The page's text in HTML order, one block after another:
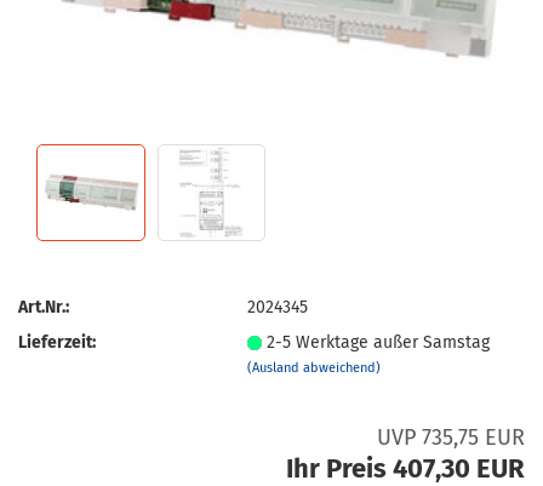
Art.Nr.:
2024345
Lieferzeit:
2-5 Werktage außer Samstag
(Ausland abweichend)
UVP 735,75 EUR
Ihr Preis 407,30 EUR